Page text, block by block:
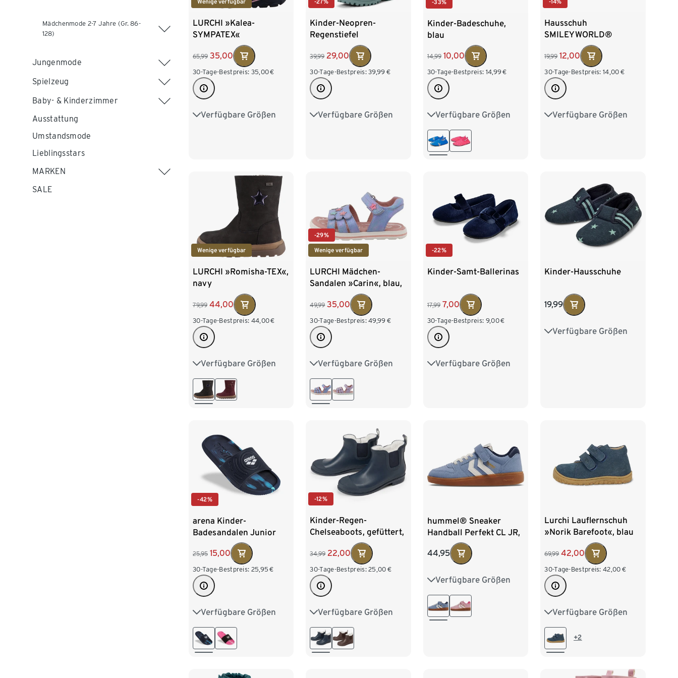
Mädchenmode 2-7 Jahre (Gr. 86-
128)
Jungenmode
Spielzeug
Baby- & Kinderzimmer
Ausstattung
Umstandsmode
Lieblingsstars
MARKEN
SALE
Wenige verfügbar
LURCHI »Kalea-
SYMPATEX«
65,99 35,00
30-Tage-Bestpreis: 35,00€
Verfügbare Größen
24 25 26 27
-27%
Kinder-Neopren-
Regenstiefel
39,99 29,00
30-Tage-Bestpreis: 39,99 €
Verfügbare Größen
32-33 34-35 36-37
-33%
Kinder-Badeschuhe,
blau
14,99 10,00
30-Tage-Bestpreis: 14,99€
Verfügbare Größen
22-23 24-25 26-27
28-29 30-31
-14%
Hausschuh
SMILEYWORLD®
19,99 12,00
30-Tage-Bestpreis: 14,00 €
Verfügbare Größen
32-33 34-35 36-37
Wenige verfügbar
LURCHI »Romisha-TEX«,
navy
79,99 44,00
30-Tage-Bestpreis: 44,00€
Verfügbare Größen
25 26 27 28
29 30
-29%
Wenige verfügbar
LURCHI Mädchen-
Sandalen »Carin«, blau,
49,99 35,00
30-Tage-Bestpreis: 49,99 €
Verfügbare Größen
25 26 27 28
29 30
-22%
Kinder-Samt-Ballerinas
17,99 7,00
30-Tage-Bestpreis: 9,00€
Verfügbare Größen
26 27 28 29
Kinder-Hausschuhe
19,99
Verfügbare Größen
24 25 26 27
-42%
arena Kinder-
Badesandalen Junior
Urban Active, navy
25,95 15,00
30-Tage-Bestpreis: 25,95 €
Verfügbare Größen
30 31 32 33
34 35
-12%
Kinder-Regen-
Chelseaboots, gefüttert,
dunkelblau
34,99 22,00
30-Tage-Bestpreis: 25,00 €
Verfügbare Größen
32-33 34-35 36-37
38-39 40-41
hummel® Sneaker
Handball Perfekt CL JR,
44,95
Verfügbare Größen
28 29 30 31
32 33
Lurchi Lauflernschuh
»Norik Barefoot«, blau
69,99 42,00
30-Tage-Bestpreis: 42,00 €
Verfügbare Größen
20 21 22 23
24 +2